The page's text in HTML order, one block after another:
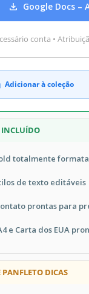
Google Docs –
conta •
Adicionar à coleção
INCLUÍDO
totalmente
de texto editáveis
prontas para
e Carta dos EUA
PANFLETO DICAS